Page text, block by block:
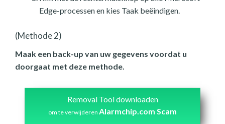
Edge-processen en kies Taak beëindigen.
(Methode 2)
Maak een back-up van uw gegevens voordat u
doorgaat met deze methode.
Removal Tool downloaden
om te verwijderen Alarmchip.com Scam